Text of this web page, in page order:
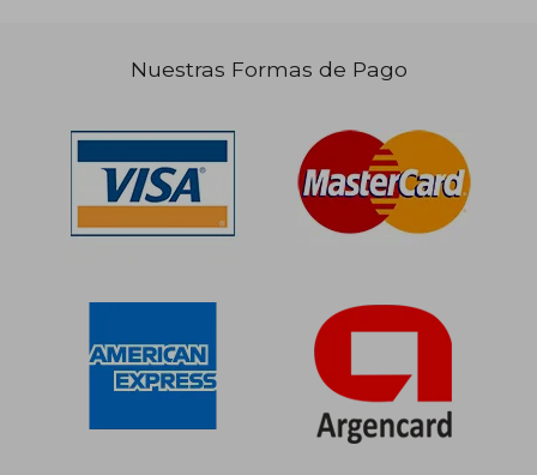
$ 120.800
Nuestras Formas de Pago